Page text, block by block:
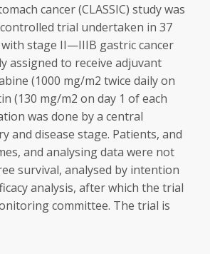
cancer (CLASSIC) study was
trial undertaken in 37
stage II—IIIB gastric cancer
assigned to receive adjuvant
(1000 mg/m2 twice daily on
(130 mg/m2 on day 1 of each
was done by a central
and disease stage. Patients, and
and analysing data were not
survival, analysed by intention
analysis, after which the trial
committee. The trial is